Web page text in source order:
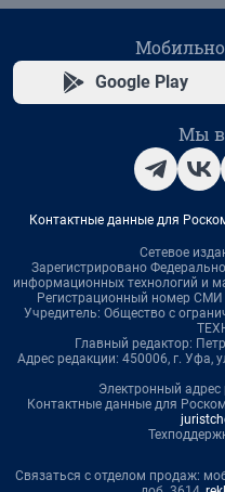
Google Play
Мы в
Контактные данные для
Сетевое
Зарегистрировано
информационных технологий и
Регистрационный номер
Учредитель: Общество с
Главный редактор:
Адрес редакции: 450006, г. Уфа,
Электронный адрес
Контактные данные для
Связаться с отделом продаж: